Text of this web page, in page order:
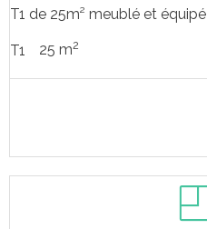
T1 de 25m² meublé et équipé
T1 25 m2